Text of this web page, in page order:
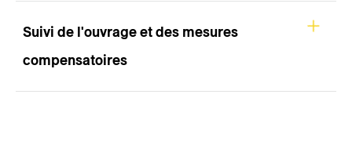
Suivi de l'ouvrage et des mesures
compensatoires